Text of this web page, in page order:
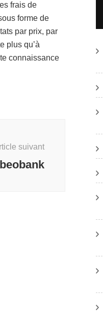
frais de
forme de
par prix, par
plus qu’à
connaissance
suivant